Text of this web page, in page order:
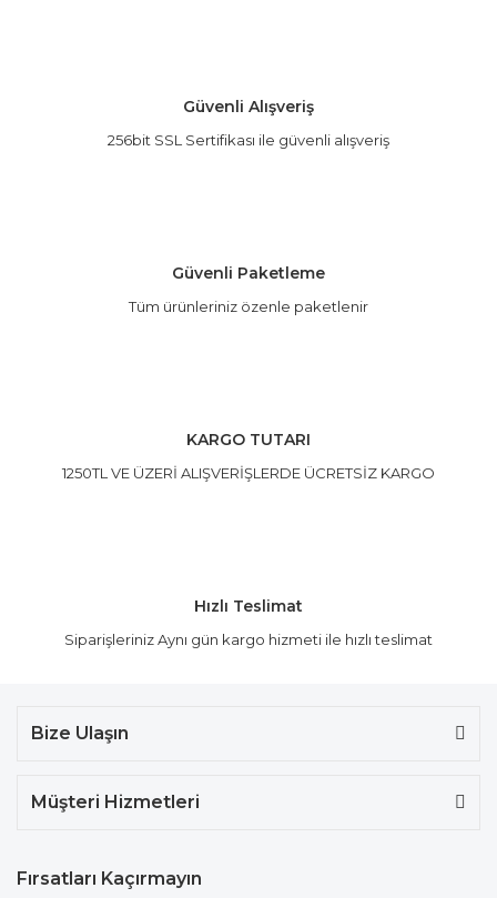
Ürün açıklamasında eksik bilgiler bulunuyor.
Ürün bilgilerinde hatalar bulunuyor.
Güvenli Alışveriş
256bit SSL Sertifikası ile güvenli alışveriş
Güvenli Paketleme
Tüm ürünleriniz özenle paketlenir
KARGO TUTARI
1250TL VE ÜZERİ ALIŞVERİŞLERDE ÜCRETSİZ KARGO
Hızlı Teslimat
Siparişleriniz Aynı gün kargo hizmeti ile hızlı teslimat
Bize Ulaşın
Müşteri Hizmetleri
Fırsatları Kaçırmayın